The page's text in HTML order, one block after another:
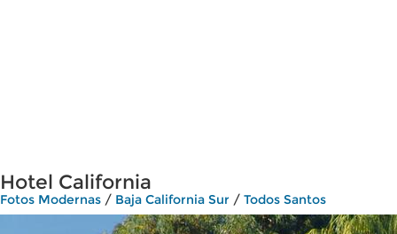
Hotel California
Fotos Modernas / Baja California Sur / Todos Santos